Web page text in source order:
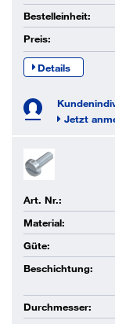
Bestelleinheit:
Preis:
Details
Jetzt
Art. Nr.:
Material:
Güte:
Beschichtung:
Durchmesser: